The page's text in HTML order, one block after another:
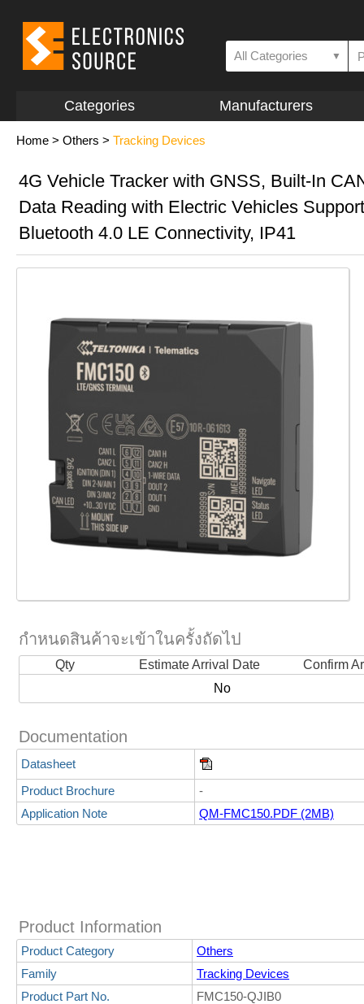
All Categories ▼
Categories Manufacturers
Home > Others > Tracking Devices
4G Vehicle Tracker with GNSS, Built-In
Data Reading with Electric Vehicles
Bluetooth 4.0 LE Connectivity, IP41
กำหนดสินค้าจะเข้าในครั้งถัดไป
Qty Estimate Arrival Date
Confirm
No
Documentation
Datasheet
Product Brochure
-
Application Note
QM-FMC150.PDF (2MB)
Product Information
Product Category
Others
Family
Tracking Devices
Product Part No.
FMC150-QJIB0